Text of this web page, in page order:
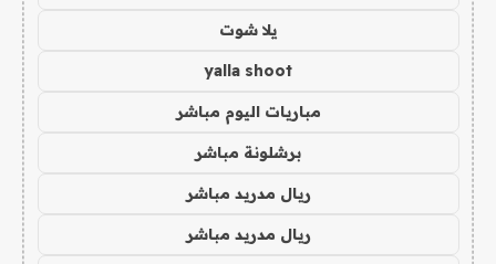
يلا شوت
yalla shoot
مباريات اليوم مباشر
برشلونة مباشر
ريال مدريد مباشر
ريال مدريد مباشر